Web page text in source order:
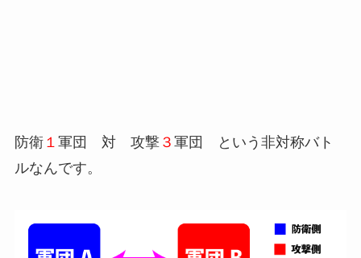
防衛１ 軍団 対 攻撃３ 軍団 という非対称バト
ルなんです。